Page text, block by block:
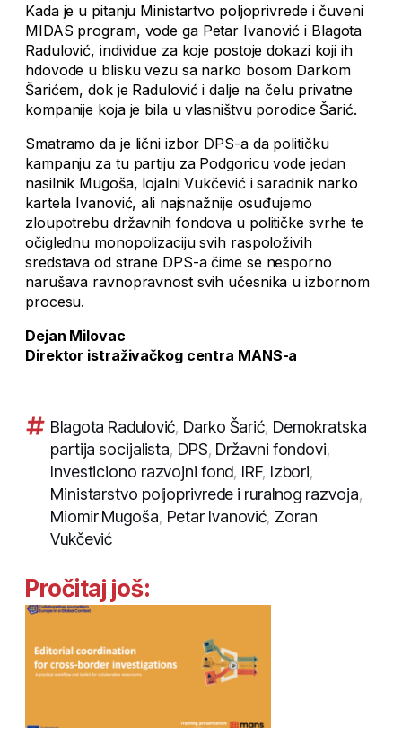
Kada je u pitanju Ministartvo poljoprivrede i čuveni
MIDAS program, vode ga Petar Ivanović i Blagota
Radulović, individue za koje postoje dokazi koji ih
hdovode u blisku vezu sa narko bosom Darkom
Šarićem, dok je Radulović i dalje na čelu privatne
kompanije koja je bila u vlasništvu porodice Šarić.
Smatramo da je lični izbor DPS-a da političku
kampanju za tu partiju za Podgoricu vode jedan
nasilnik Mugoša, lojalni Vukčević i saradnik narko
kartela Ivanović, ali najsnažnije osuđujemo
zloupotrebu državnih fondova u političke svrhe te
očiglednu monopolizaciju svih raspoloživih
sredstava od strane DPS-a čime se nesporno
narušava ravnopravnost svih učesnika u izbornom
procesu.
Dejan Milovac
Direktor istraživačkog centra MANS-a
Blagota Radulović, Darko Šarić, Demokratska
partija socijalista, DPS, Državni fondovi,
Investiciono razvojni fond, IRF, Izbori,
Ministarstvo poljoprivrede i ruralnog razvoja,
Miomir Mugoša, Petar Ivanović, Zoran
Vukčević
Pročitaj još: